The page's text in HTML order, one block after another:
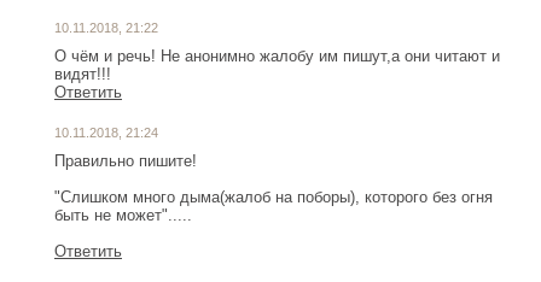
10.11.2018, 21:22
О чём и речь! Не анонимно жалобу им пишут,а они читают и
видят!!!
Ответить
10.11.2018, 21:24
Правильно пишите!
"Слишком много дыма(жалоб на поборы), которого без огня
быть не может".....
Ответить